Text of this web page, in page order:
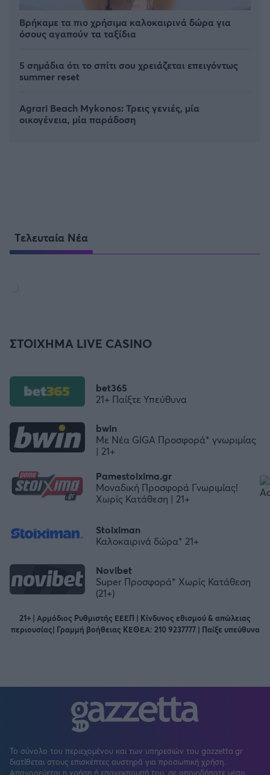
FOLLOW US
Βρήκαμε τα πιο χρήσιμα καλοκαιρινά δώρα για
όσους αγαπούν τα ταξίδια
5 σημάδια ότι το σπίτι σου χρειάζεται επειγόντως
summer reset
Agrari Beach Mykonos: Τρεις γενιές, μία
οικογένεια, μία παράδοση
Τελευταία Νέα
ΣΤΟΙΧΗΜΑ LIVE CASINO
bwin
Με Νέα GIGA Προσφορά* γνωριμίας
| 21+
Stoiximan
Καλοκαιρινά δώρα* 21+
Novibet
Super Προσφορά* Χωρίς Κατάθεση
(21+)
Pamestoixima.gr
Μοναδική Προσφορά Γνωριμίας!
Χωρίς Κατάθεση | 21+
bet365
21+ Παίξτε Υπεύθυνα
21+ | Αρμόδιος Ρυθμιστής ΕΕΕΠ | Κίνδυνος εθισμού & απώλειας
περιουσίας| Γραμμή βοήθειας ΚΕΘΕΑ: 210 9237777 | Παίξε υπεύθυνα
Το σύνολο του περιεχομένου και των υπηρεσιών του gazzetta.gr
διατίθεται στους επισκέπτες αυστηρά για προσωπική χρήση.
Απαγορεύεται η χρήση ή επανεκπομπή του, σε οποιοδήποτε μέσο,